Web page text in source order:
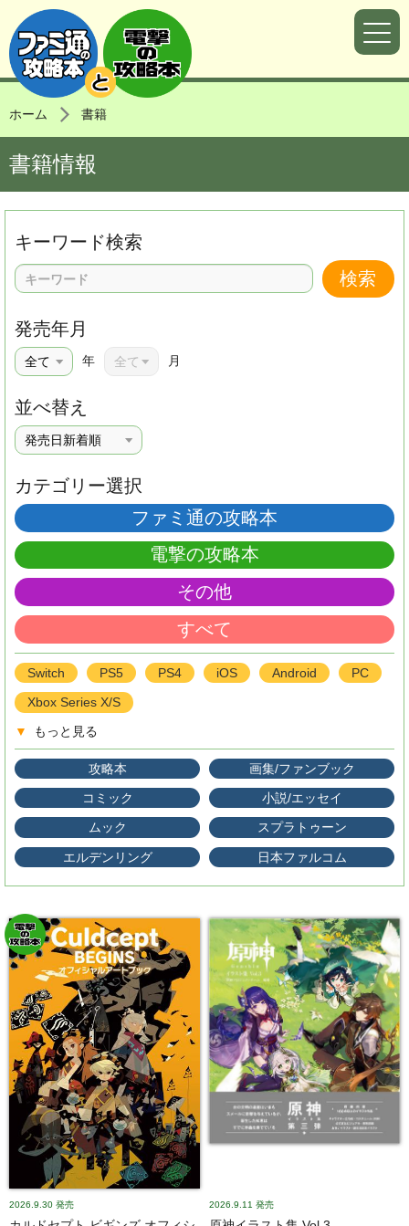
ホーム 書籍
書籍情報
キーワード検索
発売年月
年 月
並べ替え
カテゴリー選択
ファミ通の攻略本
電撃の攻略本
その他
すべて
Switch PS5 PS4 iOS Android PC
Xbox Series X/S
▼
もっと見る
攻略本 画集/ファンブック
コミック 小説/エッセイ
ムック スプラトゥーン
エルデンリング 日本ファルコム
2026.9.30 発売 2026.9.11 発売